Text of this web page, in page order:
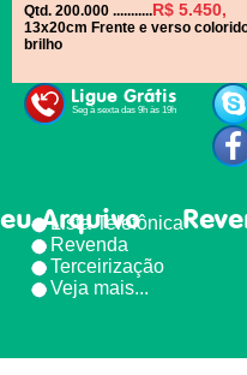
Qtd. 200.000 ...........R$ 5.450,
13x20cm Frente e verso
brilho
Ligue Grátis
Seg à sexta das 9h às 19h
Arquivo
Lista Telefônica
Revenda
Terceirização
Veja mais...